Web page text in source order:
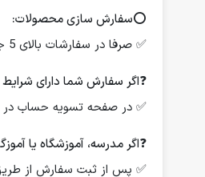
⭕️سفارش سازی محصولات:
✅ صرفا در سفارشات بالای 5 جلد/عدد از یک محصول امکان پذیر است.
❓اگر سفارش شما دارای
✅ در صفحه تسویه حساب در
❓اگر مدرسه، آموزشگاه یا
✅ پس از ثبت سفارش از طریق